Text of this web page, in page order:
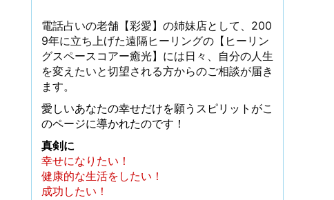
電話占いの老舗【彩愛】の姉妹店として、200
9年に立ち上げた遠隔ヒーリングの【ヒーリン
グスペースコアー癒光】には日々、自分の人生
を変えたいと切望される方からのご相談が届き
ます。
愛しいあなたの幸せだけを願うスピリットがこ
のページに導かれたのです！
真剣に
幸せになりたい！
健康的な生活をしたい！
成功したい！